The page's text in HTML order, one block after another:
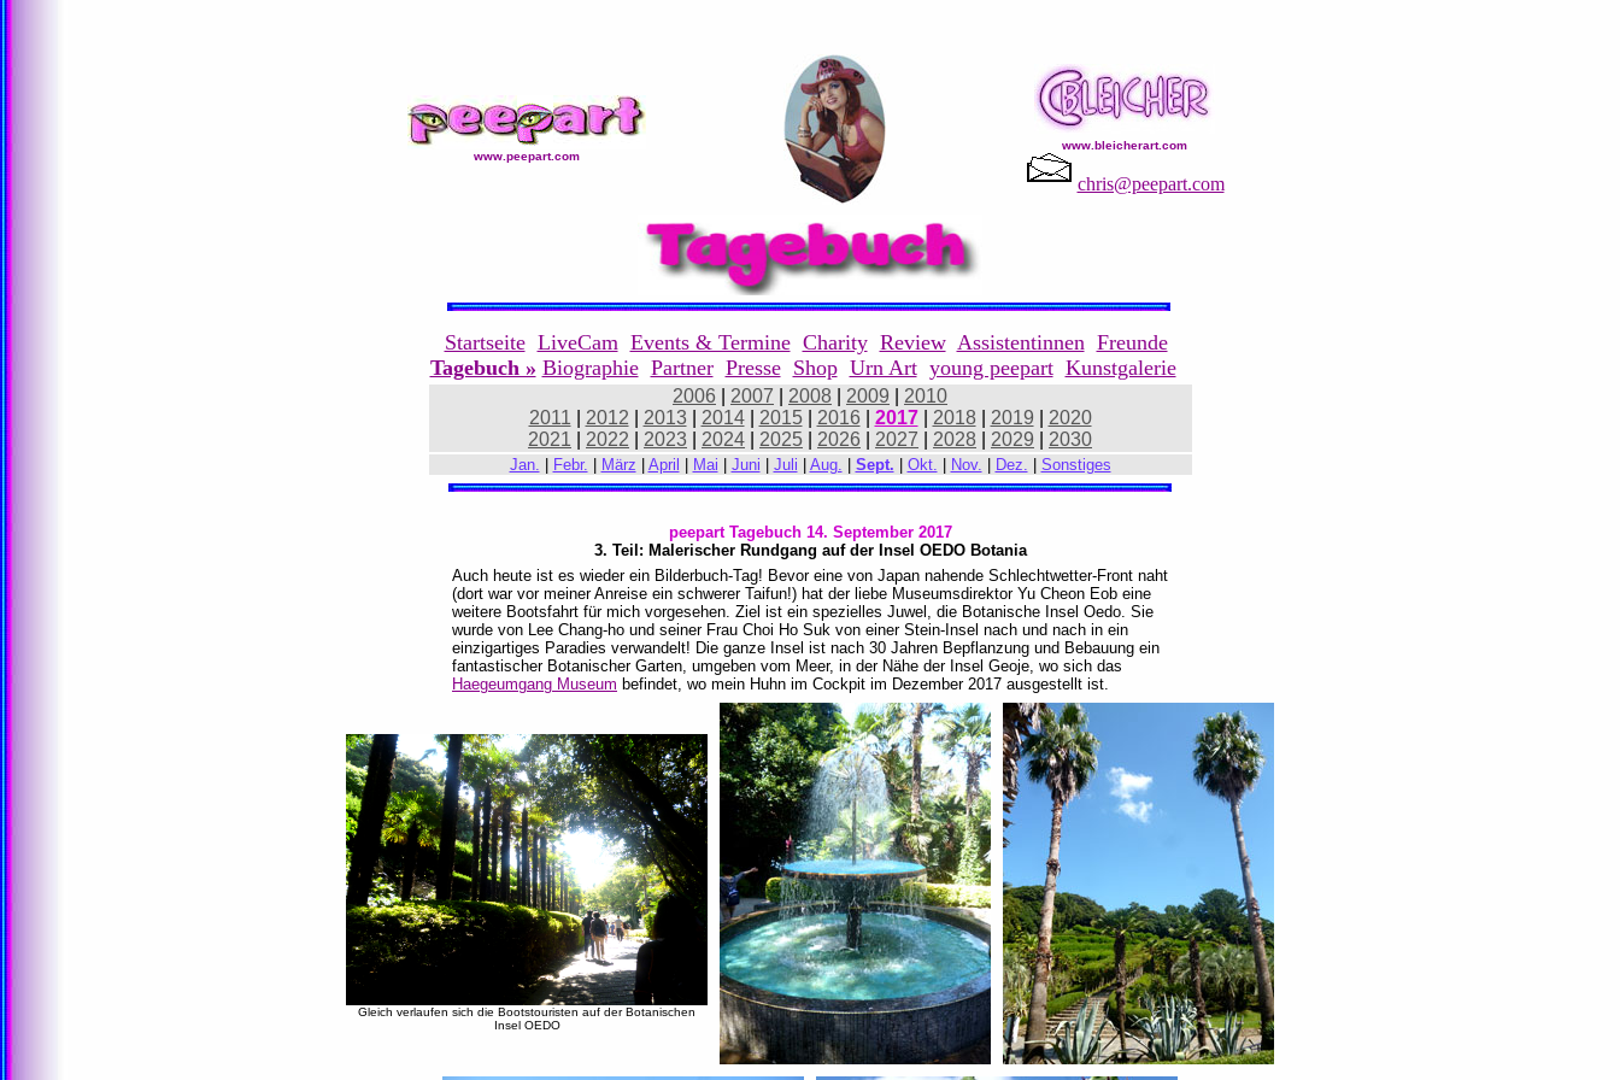
www.peepart.com
www.bleicherart.com
chris@peepart.com
Startseite LiveCam Events & Termine Charity Review Assistentinnen Freunde
Tagebuch » Biographie Partner Presse Shop Urn Art young peepart Kunstgalerie
2006 2007 2008 2009
2010
2011
2012 2013 2014| 2015| 2016 2017| 2018| 2019
2020
2021
2022 2023 2024 2025 2026 2027 2028 2029 2030
Jan. Febr. März April Mai Juni Juli Aug. Sept. Okt. Nov. Dez. Sonstiges
peepart Tagebuch 14. September 2017
3. Teil: Malerischer Rundgang auf der Insel OEDO Botania
Auch heute ist es wieder ein Bilderbuch-Tag! Bevor eine von Japan nahende Schlechtwetter-Front naht
(dort war vor meiner Anreise ein schwerer Taifun!) hat der liebe Museumsdirektor Yu Cheon Eob eine
weitere Bootsfahrt für mich vorgesehen. Ziel ist ein spezielles Juwel, die Botanische Insel Oedo. Sie
wurde von Lee Chang-ho und seiner Frau Choi Ho Suk von einer Stein-Insel nach und nach in ein
einzigartiges Paradies verwandelt! Die ganze Insel ist nach 30 Jahren Bepflanzung und Bebauung ein
fantastischer Botanischer Garten, umgeben vom Meer, in der Nähe der Insel Geoje, wo sich das
Haegeumgang Museum befindet, wo mein Huhn im Cockpit im Dezember 2017 ausgestellt ist.
Gleich verlaufen sich die Bootstouristen auf der Botanischen
Insel OEDO